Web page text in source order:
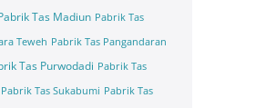
Tas Madiun Pabrik Tas
Teweh Pabrik Tas Pangandaran
Tas Purwodadi Pabrik Tas
Pabrik Tas Sukabumi Pabrik Tas